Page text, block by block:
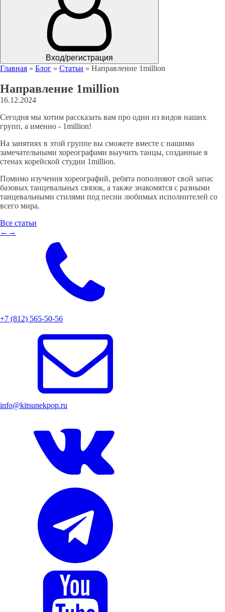
Вход/регистрация
Главная » Блог » Статьи » Направление 1million
Направление 1million
16.12.2024
Сегодня мы хотим рассказать вам про один из видов наших
групп, а именно - 1million!
На занятиях в этой группе вы сможете вместе с нашими
замечательными хореографами выучить танцы, созданные в
стенах корейской студии 1million.
Помимо изучения хореографий, ребята пополняют свой запас
базовых танцевальных связок, а также знакомятся с разными
танцевальными стилями под песни любимых исполнителей со
всего мира.
Все статьи
← →
+7 (812) 565-50-56
info@kitsunekpop.ru